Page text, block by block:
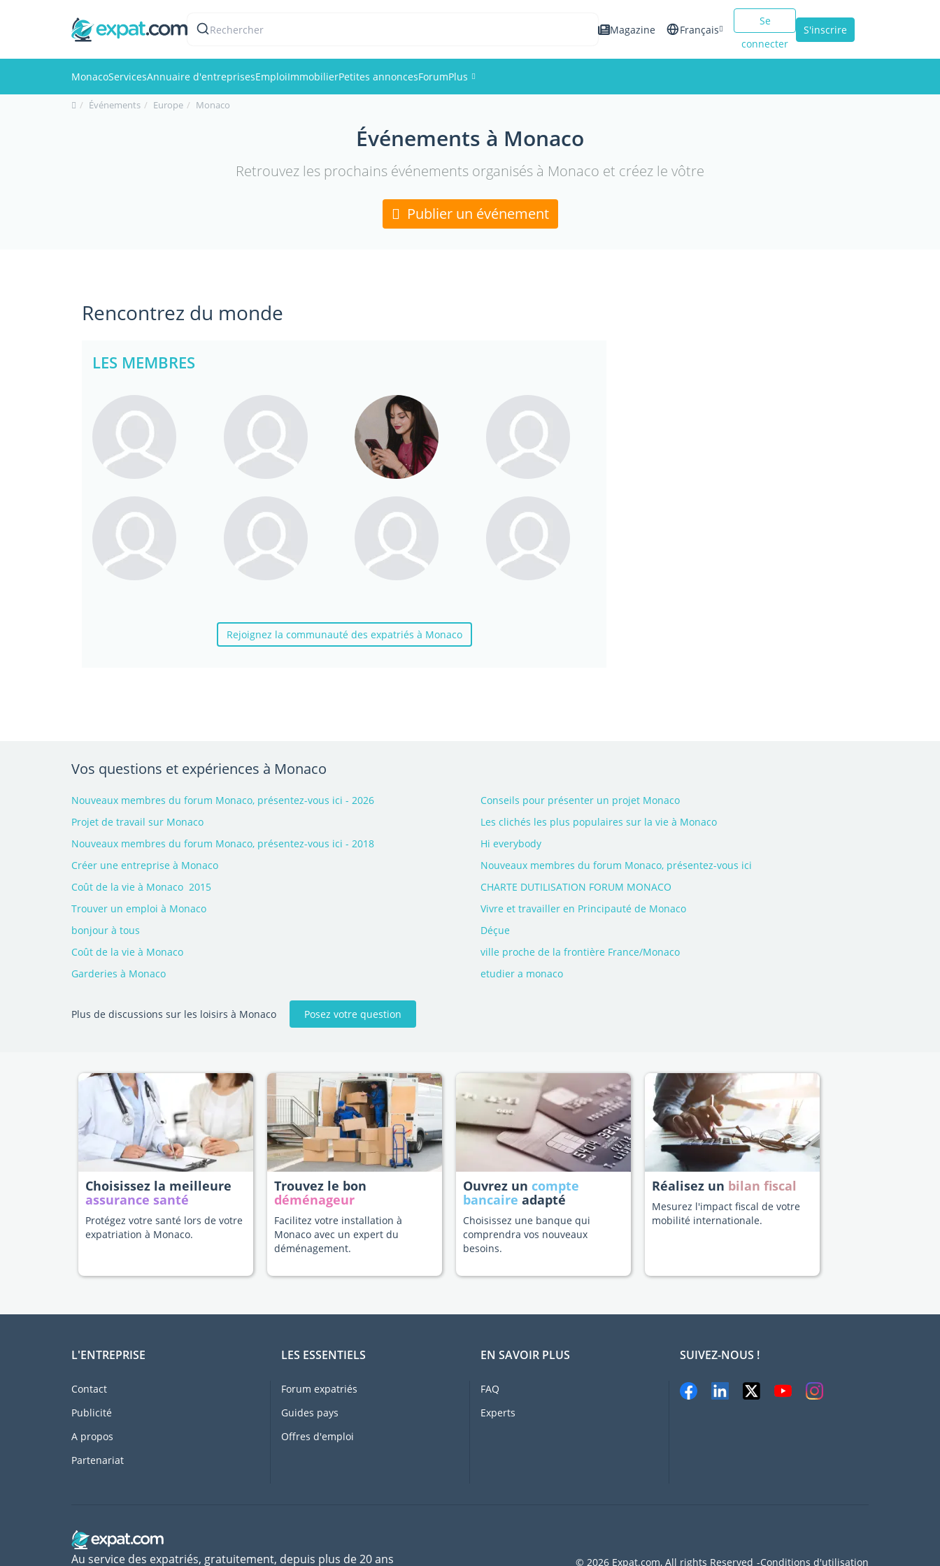
Rechercher Magazine Français
Se
connecter
S'inscrire
MonacoServicesAnnuaire d'entreprisesEmploiImmobilierPetites annoncesForumPlus
Événements Europe Monaco
Événements à Monaco
Retrouvez les prochains événements organisés à Monaco et créez le vôtre
Publier un événement
Rencontrez du monde
LES MEMBRES
Rejoignez la communauté des expatriés à Monaco
Vos questions et expériences à Monaco
Nouveaux membres du forum Monaco, présentez-vous ici - 2026
Conseils pour présenter un projet Monaco
Projet de travail sur Monaco
Les clichés les plus populaires sur la vie à Monaco
Nouveaux membres du forum Monaco, présentez-vous ici - 2018
Hi everybody
Créer une entreprise à Monaco
Nouveaux membres du forum Monaco, présentez-vous ici
Coût de la vie à Monaco  2015
CHARTE DUTILISATION FORUM MONACO
Trouver un emploi à Monaco
Vivre et travailler en Principauté de Monaco
bonjour à tous
Déçue
Coût de la vie à Monaco
ville proche de la frontière France/Monaco
Garderies à Monaco
etudier a monaco
Plus de discussions sur les loisirs à Monaco Posez votre question
Choisissez la meilleure
assurance santé
Protégez votre santé lors de votre
expatriation à Monaco.
Trouvez le bon
déménageur
Facilitez votre installation à
Monaco avec un expert du
déménagement.
Ouvrez un compte
bancaire adapté
Choisissez une banque qui
comprendra vos nouveaux
besoins.
Réalisez un bilan fiscal
Mesurez l'impact fiscal de votre
mobilité internationale.
L'ENTREPRISE
Contact
Publicité
A propos
Partenariat
LES ESSENTIELS
Forum expatriés
Guides pays
Offres d'emploi
EN SAVOIR PLUS
FAQ
Experts
SUIVEZ-NOUS !
© 2026 Expat.com, All rights Reserved Conditions d'utilisation
Au service des expatriés, gratuitement, depuis plus de 20 ans